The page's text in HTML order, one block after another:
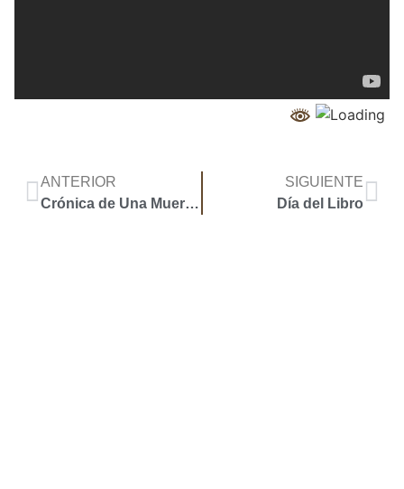
ANTERIOR
Crónica de Una Muerte Anunciada
SIGUIENTE
Día del Libro